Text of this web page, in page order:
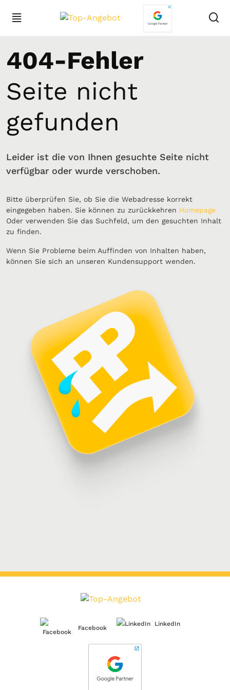
404-Fehler
Seite nicht
gefunden
Leider ist die von Ihnen gesuchte Seite nicht
verfügbar oder wurde verschoben.
Bitte überprüfen Sie, ob Sie die Webadresse korrekt
eingegeben haben. Sie können zu zurückkehren Homepage
Oder verwenden Sie das Suchfeld, um den gesuchten Inhalt
zu finden.
Wenn Sie Probleme beim Auffinden von Inhalten haben,
können Sie sich an unseren Kundensupport wenden.
Facebook
LinkedIn